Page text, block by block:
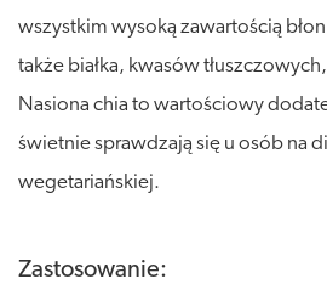
wszystkim wysoką zawartością
także białka, kwasów
Nasiona chia to wartościowy
świetnie sprawdzają się u osób na
wegetariańskiej.
Zastosowanie: